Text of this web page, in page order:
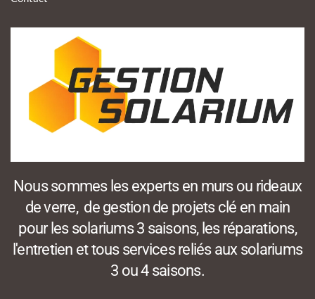
Nous sommes les experts en murs ou rideaux
de verre, de gestion de projets clé en main
pour les solariums 3 saisons, les réparations,
l'entretien et tous services reliés aux solariums
3 ou 4 saisons.